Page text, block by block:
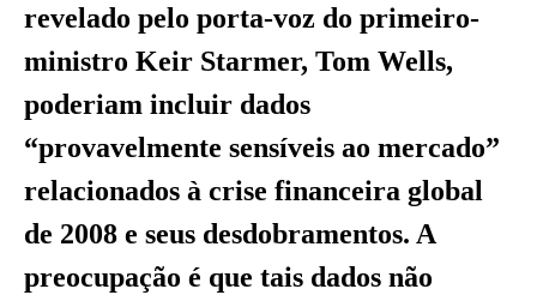
revelado pelo porta-voz do primeiro-
ministro Keir Starmer, Tom Wells,
poderiam incluir dados
“provavelmente sensíveis ao mercado”
relacionados à crise financeira global
de 2008 e seus desdobramentos. A
preocupação é que tais dados não